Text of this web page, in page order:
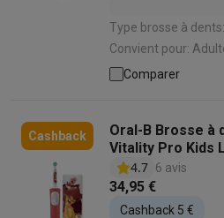
Type brosse à
Convient pour: Adultes | Nombre de
brossage: 7 | Types de modes de brossage:
Nettoyage
Nettoyage de la
Capteur de
Comparer
Cashback
Oral-B Brosse à
Vitality Pro Kids
voyage
4.7 6 avis
34,95 €
Cashback 5 €